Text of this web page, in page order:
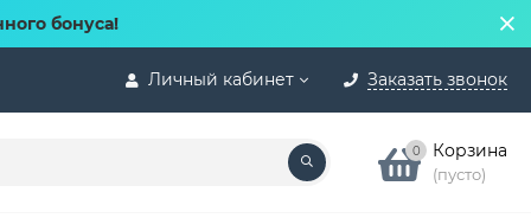
бонуса!
Личный кабинет Заказать звонок
0 Корзина
(пусто)